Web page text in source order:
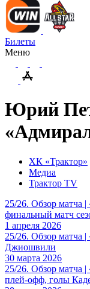
Билеты
Меню
Юрий
ХК «Трактор»
Медиа
Трактор TV
25/26. Обзор матча
финальный матч
1 апреля 2026
25/26. Обзор матча
Джиошвили
30 марта 2026
25/26. Обзор матча
плей-офф, голы